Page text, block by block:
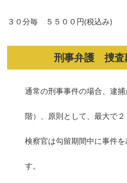
３０分毎 ５５００円(税込み)
刑事弁護 捜査
通常の刑事事件の場合、逮
階）、原則として、最大で２
検察官は勾留期間中に事件
す。